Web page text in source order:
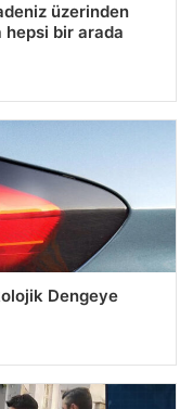
üzerinden
hepsi bir arada
Dengeye